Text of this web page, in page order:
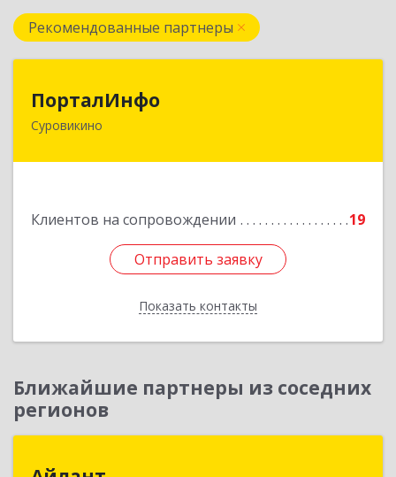
Рекомендованные партнеры
ПорталИнфо
Суровикино
Клиентов на сопровождении 19
Отправить заявку
Показать контакты
404414, г.Суровкино Волгоградской обл. ул. 1-й
Отправить заявку
Назад
Ближайшие партнеры из соседних
регионов